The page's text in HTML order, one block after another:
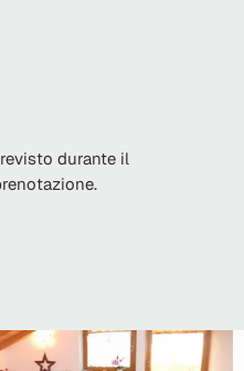
durante il